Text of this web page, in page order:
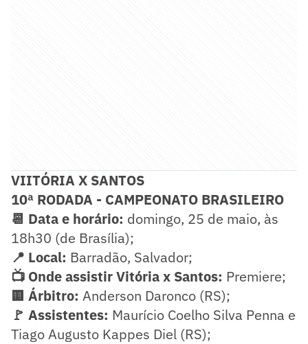
VIITÓRIA X SANTOS
10ª RODADA - CAMPEONATO BRASILEIRO
📆 Data e horário: domingo, 25 de maio, às
18h30 (de Brasília);
📍 Local: Barradão, Salvador;
📺 Onde assistir Vitória x Santos: Premiere;
🟨 Árbitro: Anderson Daronco (RS);
🚩 Assistentes: Maurício Coelho Silva Penna e
Tiago Augusto Kappes Diel (RS);